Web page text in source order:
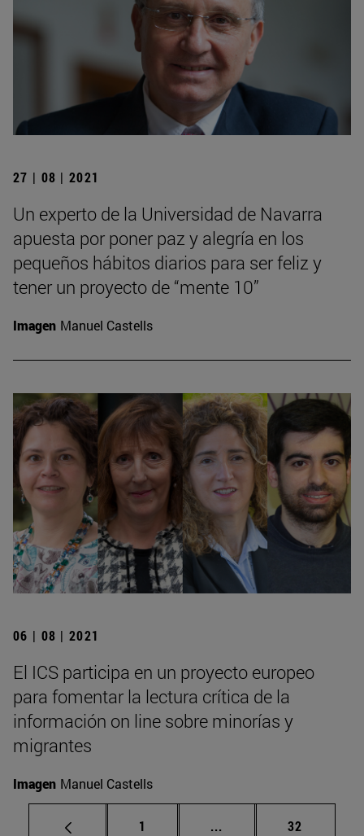
27 | 08 | 2021
Un experto de la Universidad de Navarra
apuesta por poner paz y alegría en los
pequeños hábitos diarios para ser feliz y
tener un proyecto de “mente 10”
Imagen Manuel Castells
06 | 08 | 2021
El ICS participa en un proyecto europeo
para fomentar la lectura crítica de la
información on line sobre minorías y
migrantes
Imagen Manuel Castells
Página
1 ... Páginas intermedias
Página
32